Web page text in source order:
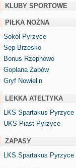
KLUBY SPORTOWE
PIŁKA NOŻNA
Sokół Pyrzyce
Sęp Brzesko
Bonus Rzepnowo
Goplana Żabów
Gryf Nowielin
LEKKA ATELTYKA
LKS Spartakus Pyrzyce
UKS Piast Pyrzyce
ZAPASY
LKS Spartakus Pyrzyce